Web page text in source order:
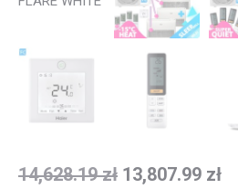
14,628.19zł 13,807.99 zł